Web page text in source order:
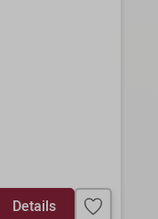
Details